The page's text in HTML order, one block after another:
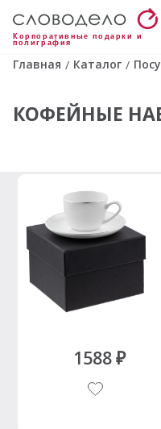
Корпоративные подарки и
полиграфия
Главная / Каталог /
КОФЕЙНЫЕ
1588 ₽